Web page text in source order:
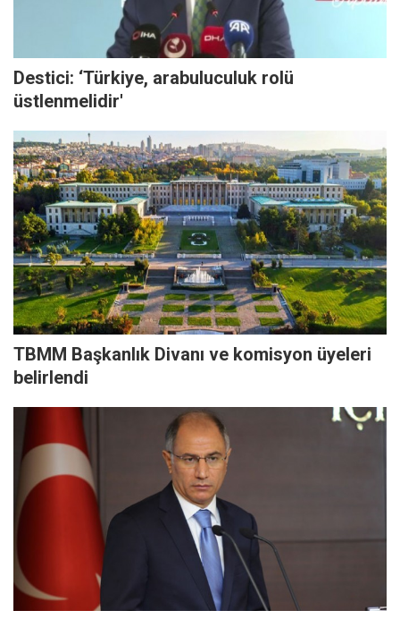
Destici: ‘Türkiye, arabuluculuk rolü
üstlenmelidir'
TBMM Başkanlık Divanı ve komisyon üyeleri
belirlendi